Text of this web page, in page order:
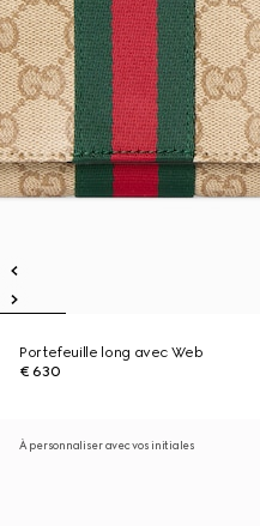
Portefeuille long avec Web
€ 630
À personnaliser avec vos initiales